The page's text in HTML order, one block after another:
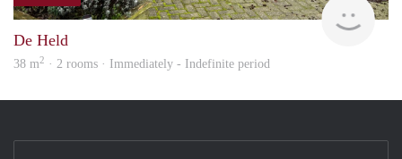
De Held
38 m2 · 2 rooms · Immediately - Indefinite period